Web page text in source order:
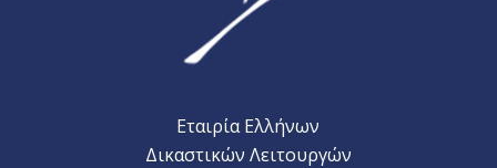
Εταιρία Ελλήνων
Δικαστικών Λειτουργών